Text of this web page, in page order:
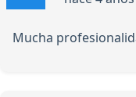
Mucha